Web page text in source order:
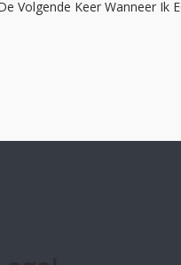
Volgende Keer Wanneer Ik